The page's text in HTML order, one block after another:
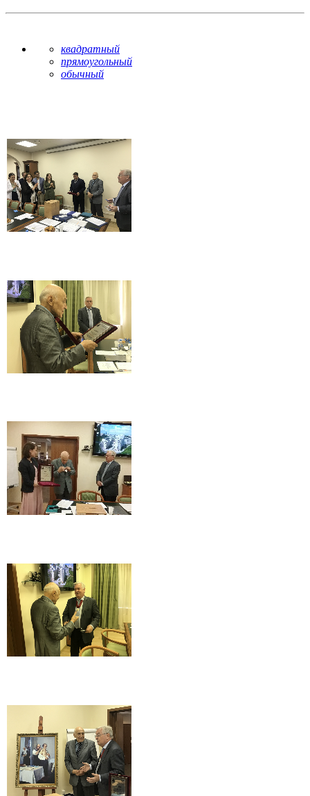
квадратный
прямоугольный
обычный